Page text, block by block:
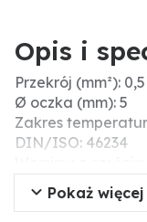
Opis i
Przekrój (mm²):
Ø oczka (mm): 5
Zakres
DIN/ISO: 46234
Pokaż więcej